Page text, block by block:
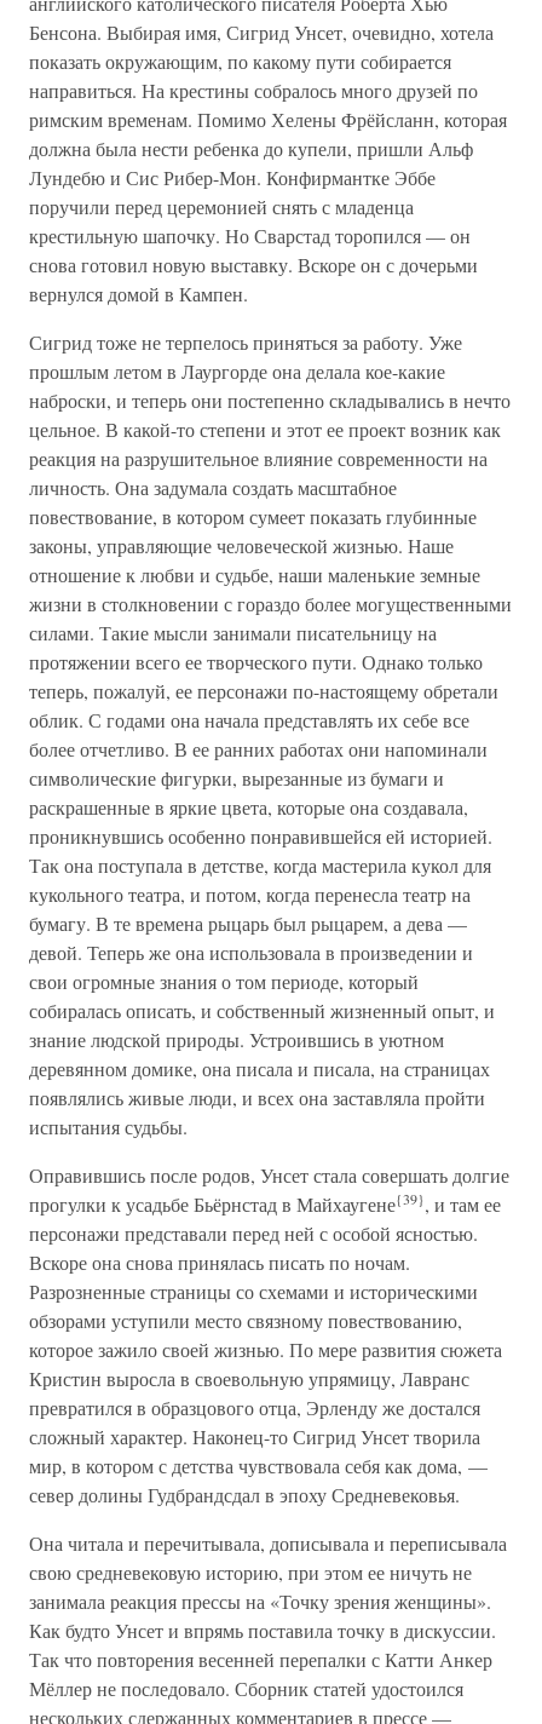
Бенсона. Выбирая имя, Сигрид Унсет, очевидно, хотела
показать окружающим, по какому пути собирается
направиться. На крестины собралось много друзей по
римским временам. Помимо Хелены Фрёйсланн, которая
должна была нести ребенка до купели, пришли Альф
Лундебю и Сис Рибер-Мон. Конфирмантке Эббе
поручили перед церемонией снять с младенца
крестильную шапочку. Но Сварстад торопился — он
снова готовил новую выставку. Вскоре он с дочерьми
вернулся домой в Кампен.
Сигрид тоже не терпелось приняться за работу. Уже
прошлым летом в Лаургорде она делала кое-какие
наброски, и теперь они постепенно складывались в нечто
цельное. В какой-то степени и этот ее проект возник как
реакция на разрушительное влияние современности на
личность. Она задумала создать масштабное
повествование, в котором сумеет показать глубинные
законы, управляющие человеческой жизнью. Наше
отношение к любви и судьбе, наши маленькие земные
жизни в столкновении с гораздо более могущественными
силами. Такие мысли занимали писательницу на
протяжении всего ее творческого пути. Однако только
теперь, пожалуй, ее персонажи по-настоящему обретали
облик. С годами она начала представлять их себе все
более отчетливо. В ее ранних работах они напоминали
символические фигурки, вырезанные из бумаги и
раскрашенные в яркие цвета, которые она создавала,
проникнувшись особенно понравившейся ей историей.
Так она поступала в детстве, когда мастерила кукол для
кукольного театра, и потом, когда перенесла театр на
бумагу. В те времена рыцарь был рыцарем, а дева —
девой. Теперь же она использовала в произведении и
свои огромные знания о том периоде, который
собиралась описать, и собственный жизненный опыт, и
знание людской природы. Устроившись в уютном
деревянном домике, она писала и писала, на страницах
появлялись живые люди, и всех она заставляла пройти
испытания судьбы.
Оправившись после родов, Унсет стала совершать долгие
прогулки к усадьбе Бьёрнстад в Майхаугене{39}, и там ее
персонажи представали перед ней с особой ясностью.
Вскоре она снова принялась писать по ночам.
Разрозненные страницы со схемами и историческими
обзорами уступили место связному повествованию,
которое зажило своей жизнью. По мере развития сюжета
Кристин выросла в своевольную упрямицу, Лавранс
превратился в образцового отца, Эрленду же достался
сложный характер. Наконец-то Сигрид Унсет творила
мир, в котором с детства чувствовала себя как дома, —
север долины Гудбрандсдал в эпоху Средневековья.
Она читала и перечитывала, дописывала и переписывала
свою средневековую историю, при этом ее ничуть не
занимала реакция прессы на «Точку зрения женщины».
Как будто Унсет и впрямь поставила точку в дискуссии.
Так что повторения весенней перепалки с Катти Анкер
Мёллер не последовало. Сборник статей удостоился
нескольких сдержанных комментариев в прессе —